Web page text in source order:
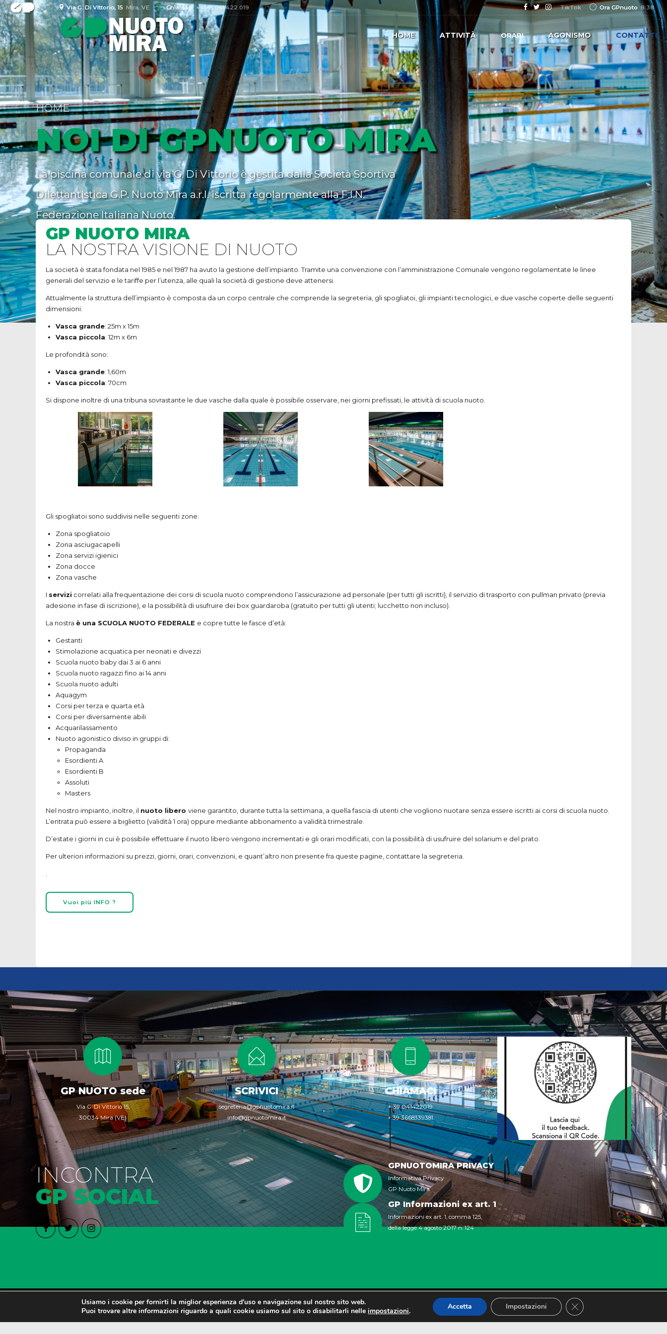
Via G. Di VIttorio, 15 Mira, VE Chiamaci + (39) 041 422 019 TikTok Ora GPnuoto 8:38
HOME ATTIVITÀ ORARI AGONISMO CONTATTI
HOME
NOI DI GPNUOTO MIRA
La piscina comunale di via G. Di Vittorio è gestita dalla Società Sportiva
Dilettantistica G.P. Nuoto Mira a.r.l. iscritta regolarmente alla F.I.N.
Federazione Italiana Nuoto.
GP NUOTO MIRA
LA NOSTRA VISIONE DI NUOTO
La società è stata fondata nel 1985 e nel 1987 ha avuto la gestione dell’impianto. Tramite una convenzione con l’amministrazione Comunale vengono regolamentate le linee
generali del servizio e le tariffe per l’utenza, alle quali la società di gestione deve attenersi.
Attualmente la struttura dell’impianto è composta da un corpo centrale che comprende la segreteria, gli spogliatoi, gli impianti tecnologici, e due vasche coperte delle seguenti
dimensioni:
Vasca grande: 25m x 15m
Vasca piccola: 12m x 6m
Le profondità sono:
Vasca grande: 1,60m
Vasca piccola: 70cm
Si dispone inoltre di una tribuna sovrastante le due vasche dalla quale è possibile osservare, nei giorni prefissati, le attività di scuola nuoto.
Gli spogliatoi sono suddivisi nelle seguenti zone:
Zona spogliatoio
Zona asciugacapelli
Zona servizi igienici
Zona docce
Zona vasche
I servizi correlati alla frequentazione dei corsi di scuola nuoto comprendono l’assicurazione ad personale (per tutti gli iscritti), il servizio di trasporto con pullman privato (previa
adesione in fase di iscrizione), e la possibilità di usufruire dei box guardaroba (gratuito per tutti gli utenti; lucchetto non incluso).
La nostra è una SCUOLA NUOTO FEDERALE e copre tutte le fasce d’età:
Gestanti
Stimolazione acquatica per neonati e divezzi
Scuola nuoto baby dai 3 ai 6 anni
Scuola nuoto ragazzi fino ai 14 anni
Scuola nuoto adulti
Aquagym
Corsi per terza e quarta età
Corsi per diversamente abili
Acquarilassamento
Nuoto agonistico diviso in gruppi di:
Propaganda
Esordienti A
Esordienti B
Assoluti
Masters
Nel nostro impianto, inoltre, il nuoto libero viene garantito, durante tutta la settimana, a quella fascia di utenti che vogliono nuotare senza essere iscritti ai corsi di scuola nuoto.
L’entrata può essere a biglietto (validità 1 ora) oppure mediante abbonamento a validità trimestrale.
D’estate i giorni in cui è possibile effettuare il nuoto libero vengono incrementati e gli orari modificati, con la possibilità di usufruire del solarium e del prato.
Per ulteriori informazioni su prezzi, giorni, orari, convenzioni, e quant’altro non presente fra queste pagine, contattare la segreteria.
Vuoi più INFO ?
GP NUOTO sede
Via G. Di Vittorio 15,
30034 Mira (VE)
SCRIVICI
segreteria@gpnuotomira.it
info@gpnuotomira.it
CHIAMACI
+ 39 041422019
+ 39 3668339381
INCONTRA
GP SOCIAL
GPNUOTOMIRA PRIVACY
Informativa Privacy
GP Nuoto Mira
GP Informazioni ex art. 1
Informazioni ex art. 1, comma 125,
della legge 4 agosto 2017 n. 124
© Copyright GP Nuoto Mira 2025 | p.iva 02570240271
Usiamo i cookie per fornirti la miglior esperienza d'uso e navigazione sul nostro sito web.
Puoi trovare altre informazioni riguardo a quali cookie usiamo sul sito o disabilitarli nelleimpostazioni. Accetta Impostazioni Close GDPR Cookie Banner